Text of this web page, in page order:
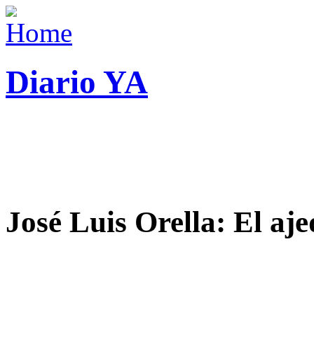
Diario YA
José Luis Orella: El